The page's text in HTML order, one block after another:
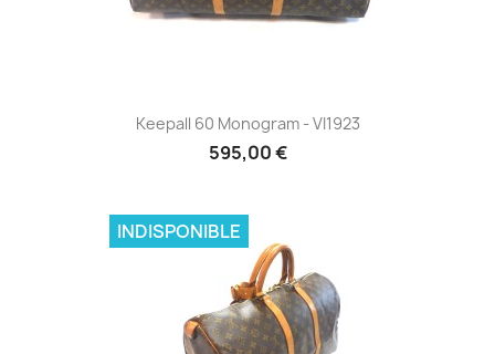
Keepall 60 Monogram - VI1923
595,00 €
INDISPONIBLE